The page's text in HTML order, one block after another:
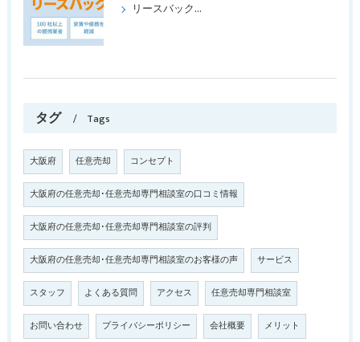
リースバックの成功事例パート1
タグ Tags
大阪府 任意売却 コンセプト
大阪府の任意売却･任意売却専門相談室の口コミ情報
大阪府の任意売却･任意売却専門相談室の評判
大阪府の任意売却･任意売却専門相談室のお客様の声 サービス
スタッフ よくある質問 アクセス 任意売却専門相談室
お問い合わせ プライバシーポリシー 会社概要 メリット